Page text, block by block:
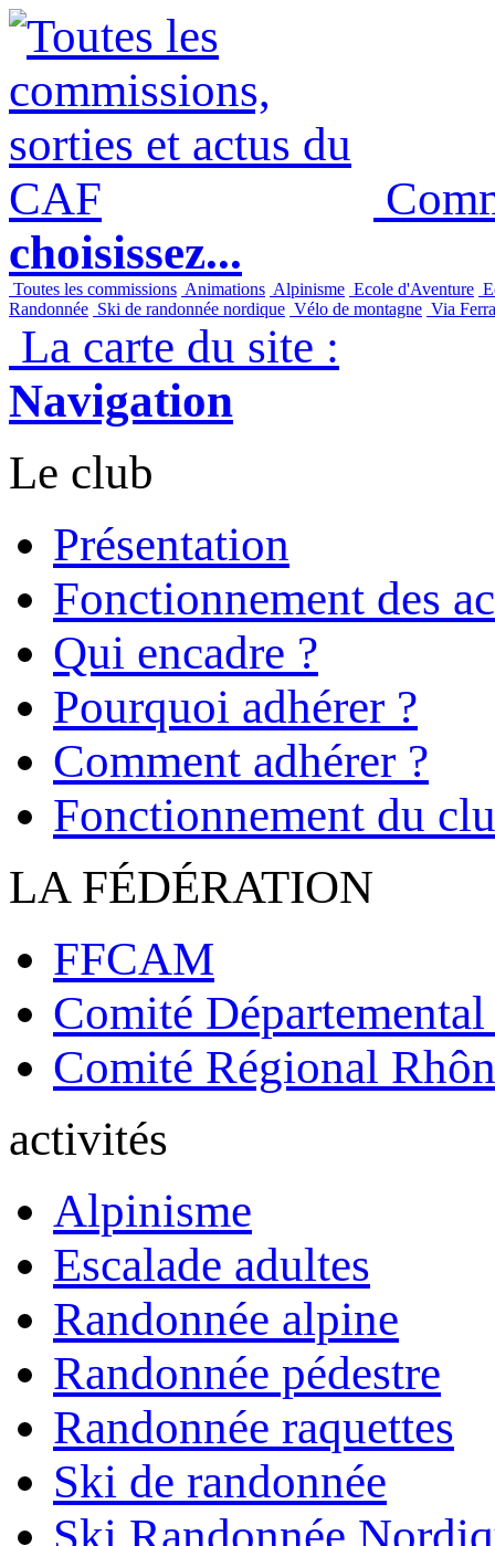
choisissez...
Toutes les commissions Animations Alpinisme Ecole d'Aventure
Randonnée Ski de randonnée nordique Vélo de montagne Via
La carte du site :
Navigation
Le club
Présentation
Fonctionnement des
Qui encadre ?
Pourquoi adhérer ?
Comment adhérer ?
Fonctionnement du
LA FÉDÉRATION
FFCAM
Comité
Comité Régional
activités
Alpinisme
Escalade adultes
Randonnée alpine
Randonnée pédestre
Randonnée raquettes
Ski de randonnée
Ski Randonnée